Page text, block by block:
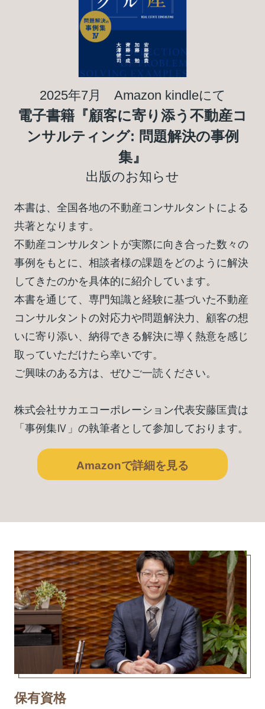
2025年7月 Amazon kindleにて
電子書籍『顧客に寄り添う不動産コ
ンサルティング: 問題解決の事例
集』
出版のお知らせ
本書は、全国各地の不動産コンサルタントによる
共著となります。
不動産コンサルタントが実際に向き合った数々の
事例をもとに、相談者様の課題をどのように解決
してきたのかを具体的に紹介しています。
本書を通じて、専門知識と経験に基づいた不動産
コンサルタントの対応力や問題解決力、顧客の想
いに寄り添い、納得できる解決に導く熱意を感じ
取っていただけたら幸いです。
ご興味のある方は、ぜひご一読ください。
株式会社サカエコーポレーション代表安藤匡貴は
「事例集Ⅳ」の執筆者として参加しております。
Amazonで詳細を見る
保有資格